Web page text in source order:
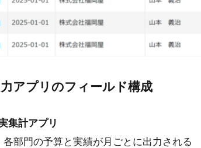
アプリのフィールド構成
集計アプリ
各部門の予算と実績が月ごとに出力される